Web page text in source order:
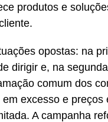
produtos e
opostas: na
dirigir e, na
comum dos
excesso e
A campanha